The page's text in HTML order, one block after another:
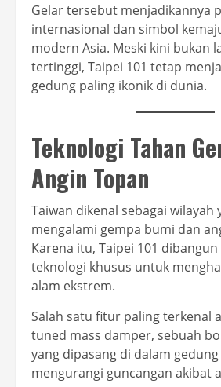
Gelar tersebut menjadikannya
internasional dan simbol
modern Asia. Meski kini bukan
tertinggi, Taipei 101 tetap
gedung paling ikonik di dunia.
Teknologi Tahan
Angin Topan
Taiwan dikenal sebagai wilayah
mengalami gempa bumi dan
Karena itu, Taipei 101
teknologi khusus untuk
alam ekstrem.
Salah satu fitur paling terkenal
tuned mass damper, sebuah
yang dipasang di dalam
mengurangi guncangan akibat